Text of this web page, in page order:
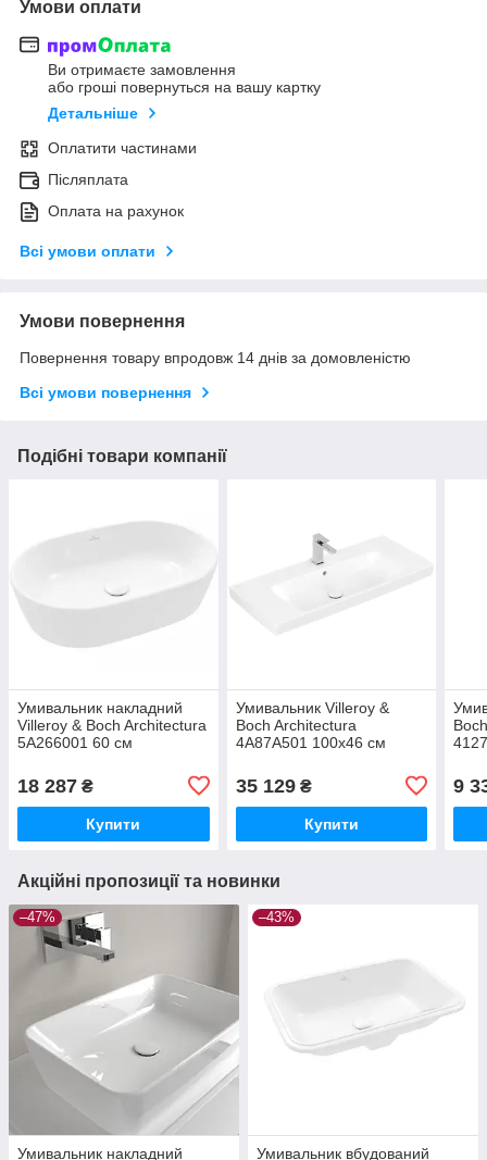
Умови оплати
Ви отримаєте замовлення
або гроші повернуться на вашу картку
Детальніше
Оплатити частинами
Післяплата
Оплата на рахунок
Всі умови оплати
Умови повернення
Повернення товару впродовж 14 днів за домовленістю
Всі умови повернення
Подібні товари компанії
Умивальник накладний
Villeroy & Boch Architectura
5A266001 60 см
18 287 ₴
Купити
Умивальник Villeroy &
Boch Architectura
4A87A501 100х46 см
35 129₴
Купити
9
Акційні пропозиції та новинки
–47%
Умивальник накладний
–43%
Умивальник вбудований